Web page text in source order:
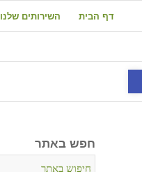
פתח סרגל נגישות
דף הבית השירותים שלנו
חפש באתר